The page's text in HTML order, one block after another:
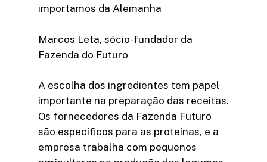
importamos da Alemanha
Marcos Leta, sócio-fundador da
Fazenda do Futuro
A escolha dos ingredientes tem papel
importante na preparação das receitas.
Os fornecedores da Fazenda Futuro
são específicos para as proteínas, e a
empresa trabalha com pequenos